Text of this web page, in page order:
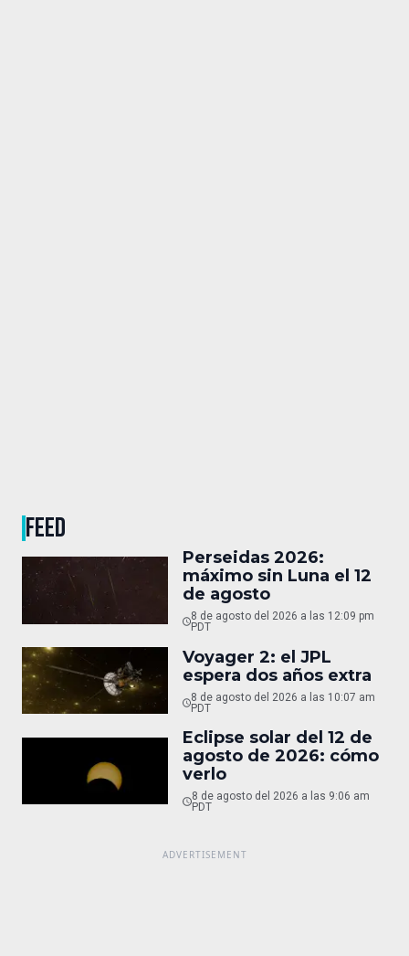
FEED
Perseidas 2026:
máximo sin Luna el 12
de agosto
8 de agosto del 2026 a las 12:09 pm
PDT
Voyager 2: el JPL
espera dos años extra
8 de agosto del 2026 a las 10:07 am
PDT
Eclipse solar del 12 de
agosto de 2026: cómo
verlo
8 de agosto del 2026 a las 9:06 am
PDT